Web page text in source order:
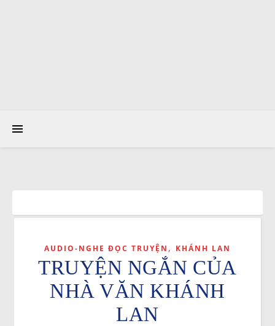
AUDIO-NGHE ĐỌC TRUYỆN , KHÁNH LAN
TRUYỆN NGẮN CỦA
NHÀ VĂN KHÁNH
LAN